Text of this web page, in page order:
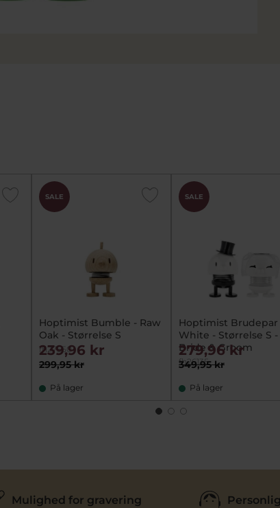
SALE
Hoptimist Bumble - Raw
Oak - Størrelse S
fh27550
299,95 kr
239,96 kr
På lager
SALE
Hoptimist Brudepar
White - Størrelse S -
Bride & Groom
fh26135
349,95 kr
279,96 kr
På lager
Mulighed for gravering